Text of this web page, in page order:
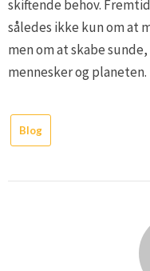
skiftende behov.
således ikke kun om at
men om at skabe
mennesker og planeten.
Blog